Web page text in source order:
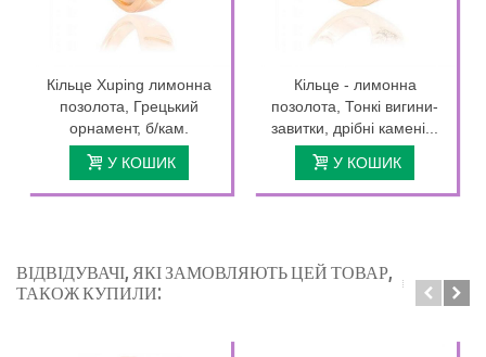
Кільце Xuping лимонна
позолота, Грецький
орнамент, б/кам.
У КОШИК
Кільце - лимонна
позолота, Тонкі вигини-
завитки, дрібні камені...
У КОШИК
ВІДВІДУВАЧІ, ЯКІ ЗАМОВЛЯЮТЬ ЦЕЙ ТОВАР,
ТАКОЖ КУПИЛИ: